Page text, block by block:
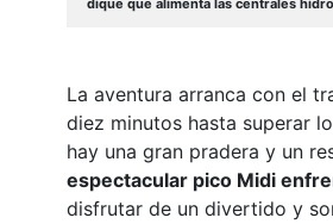
dique que alimenta las centrales
La aventura arranca con el
diez minutos hasta superar
hay una gran pradera y un
espectacular pico Midi
disfrutar de un divertido y